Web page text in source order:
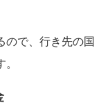
ので、行き先の国